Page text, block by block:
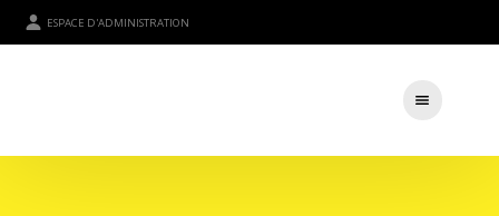
ESPACE D'ADMINISTRATION